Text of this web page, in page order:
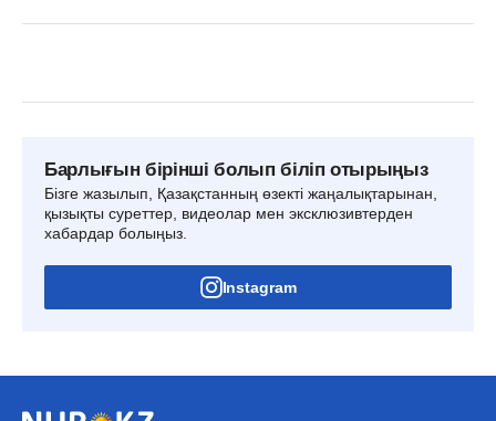
Барлығын бірінші болып біліп отырыңыз
Бізге жазылып, Қазақстанның өзекті жаңалықтарынан,
қызықты суреттер, видеолар мен эксклюзивтерден
хабардар болыңыз.
Instagram